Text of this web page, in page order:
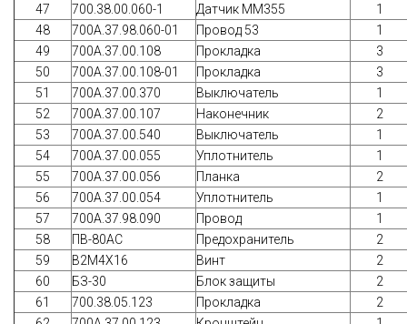
47 700.38.00.060-1 Датчик ММ355
1
48
700А.37.98.060-01 Провод 53
1
49
700А.37.00.108 Прокладка
3
50
700А.37.00.108-01 Прокладка
3
51
700А.37.00.370 Выключатель
1
52
700А.37.00.107 Наконечник
2
53
700А.37.00.540 Выключатель
1
54
700А.37.00.055 Уплотнитель
1
55
700А.37.00.056 Планка
2
56
700А.37.00.054 Уплотнитель
1
57
700А.37.98.090 Провод
1
58
ПВ-80АС Предохранитель
2
59
В2М4Х16 Винт
2
60
БЗ-30 Блок защиты
2
61
700.38.05.123 Прокладка
2